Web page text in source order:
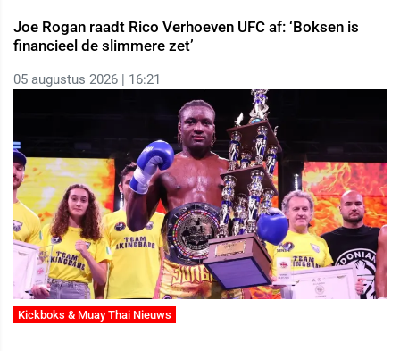
Joe Rogan raadt Rico Verhoeven UFC af: ‘Boksen is
financieel de slimmere zet’
05 augustus 2026 | 16:21
Kickboks & Muay Thai Nieuws